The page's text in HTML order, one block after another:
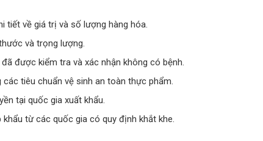
tiết về giá trị và số lượng hàng hóa.
và trọng lượng.
được kiểm tra và xác nhận không có bệnh.
tiêu chuẩn vệ sinh an toàn thực phẩm.
tại quốc gia xuất khẩu.
từ các quốc gia có quy định khắt khe.